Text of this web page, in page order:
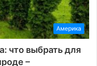
Америка
что выбрать для
–